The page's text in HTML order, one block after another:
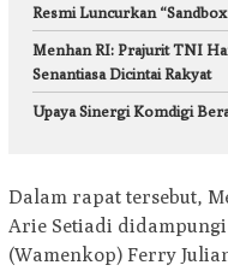
Resmi Luncurkan
Menhan RI: Prajurit TNI
Senantiasa Dicintai Rakyat
Upaya Sinergi Komdigi
Dalam rapat tersebut,
Arie Setiadi
(Wamenkop) Ferry